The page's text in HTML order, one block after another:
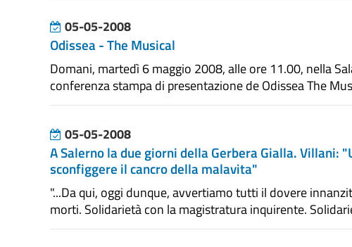
05-05-2008
Odissea - The Musical
Domani, martedì 6 maggio 2008, alle ore 11.00, nella
conferenza stampa di presentazione de Odissea The
05-05-2008
A Salerno la due giorni della Gerbera Gialla. Villani:
sconfiggere il cancro della malavita"
"...Da qui, oggi dunque, avvertiamo tutti il dovere
morti. Solidarietà con la magistratura inquirente.